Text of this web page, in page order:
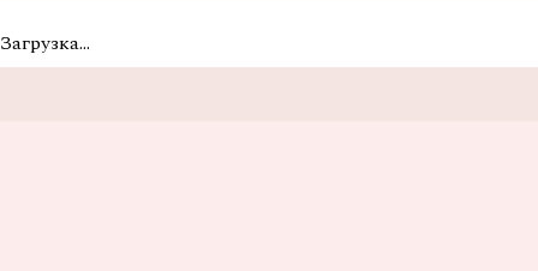
Загрузка...